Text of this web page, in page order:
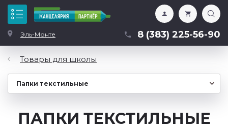
Эль-Монте 8 (383) 225-56-90
Каталог
Товары для школы
ПАПКИ ТЕКСТИЛЬНЫЕ